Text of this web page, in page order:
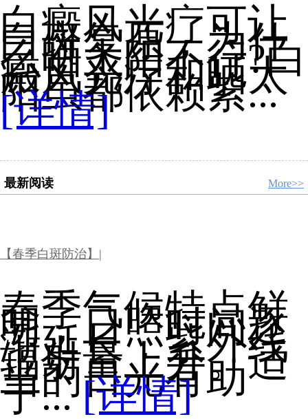
白癜风光疗可让
白斑复原，为什
么晒太阳不行?白
癜风光疗和晒太
阳虽都依赖紫...
[详情]
最新阅读 More>>
【春季白斑防治】|
春季气候特点鲜
明，日照时间逐
渐延长，紫外线
辐射量上升。适
当的日光有助
于...[详情]